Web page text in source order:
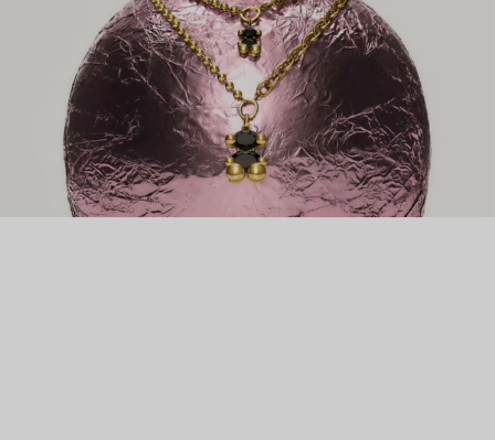
дизайном. Теперь TOUS – известный во всем мире бренд
доступных ювелирных украшений высочайшего качества. А
их культовый медвежонок – настоящий символ нежности и